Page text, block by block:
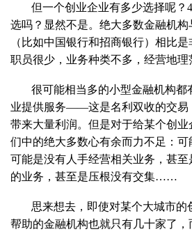
但一个创业企业有多少选择呢？
选吗？显然不是。绝大多数金融机
（比如中国银行和招商银行）相比
职员很少，业务种类不多，经营地
很可能相当多的小型金融机构都
业提供服务——这是名利双收的交易
带来大量利润。但是对于给某个创
们中的绝大多数心有余而力不足：可
可能是没有人手经营相关业务，甚
的业务，甚至是压根没有交集……
思来想去，即使对某个大城市的
帮助的金融机构也就只有几十家了